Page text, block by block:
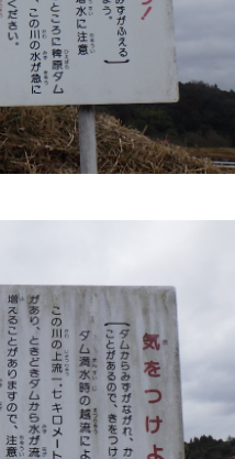
2030
合振興計画
トマップ